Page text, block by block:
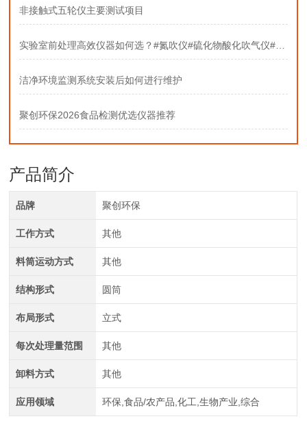
非接触式五轮仪主要测试项目
实验室前处理高效仪器如何选？#氮吹仪#硫化物酸化吹气仪#固相萃取装置
洁净环境监测系统安装后如何进行维护
聚创环保2026食品检测优选仪器推荐
产品简介
品牌 聚创环保
工作方式 其他
料筒运动方式 其他
结构形式 圆筒
布局形式 立式
每次处理量范围 其他
卸料方式 其他
应用领域 环保,食品/农产品,化工,生物产业,综合